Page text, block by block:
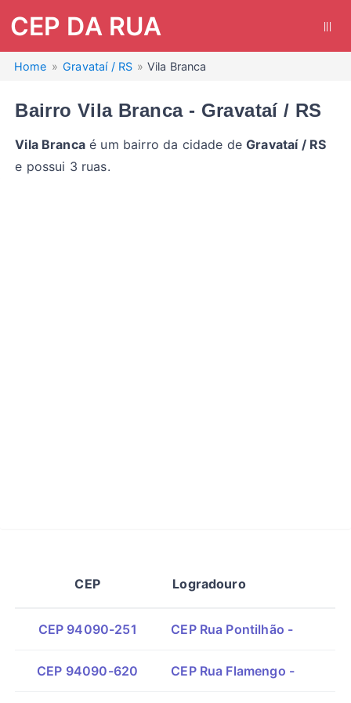
CEP DA RUA
Home Gravataí / RS Vila Branca
Bairro Vila Branca - Gravataí / RS
Vila Brancaé um bairro da cidade deGravataí / RS
e possui 3 ruas.
CEP Logradouro
CEP 94090-251 CEP Rua Pontilhão -
CEP 94090-620 CEP Rua Flamengo -